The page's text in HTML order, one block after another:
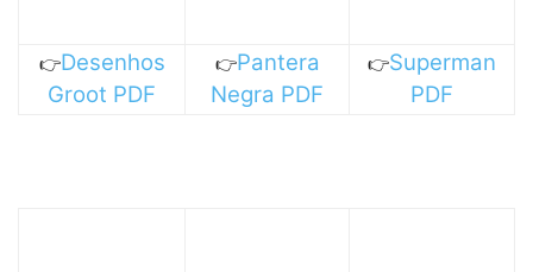
👉Desenhos
Groot PDF
👉Pantera
Negra PDF
👉Superman
PDF